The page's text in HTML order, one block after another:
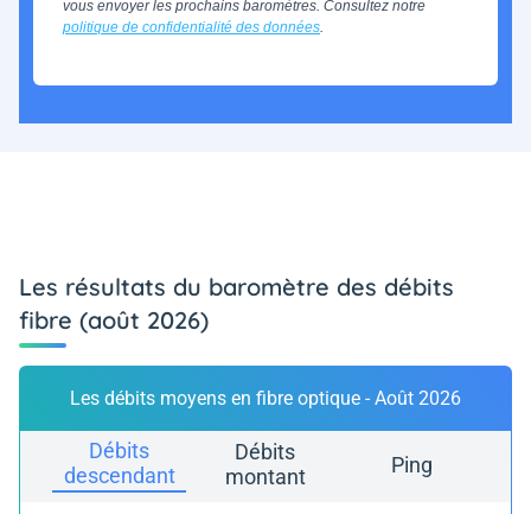
vous envoyer les prochains baromètres. Consultez notre
politique de confidentialité des données.
Les résultats du baromètre des débits
fibre (août 2026)
Les débits moyens en fibre optique - Août 2026
Débits
descendant
Débits
montant
Ping